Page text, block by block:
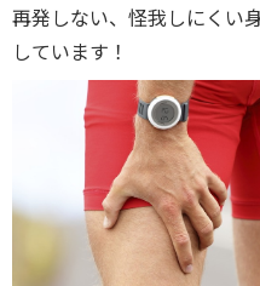
再発しない、怪我しにくい
しています！